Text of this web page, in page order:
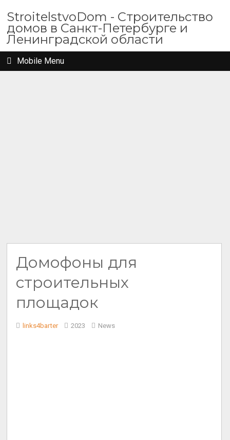
StroitelstvoDom - Строительство
домов в Санкт-Петербурге и
Ленинградской области
Mobile Menu
Домофоны для
строительных
площадок
links4barter 2023 News